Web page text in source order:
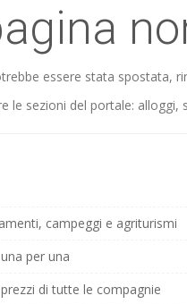
essere stata spostata,
le sezioni del portale: alloggi,
campeggi e agriturismi
per una
di tutte le compagnie